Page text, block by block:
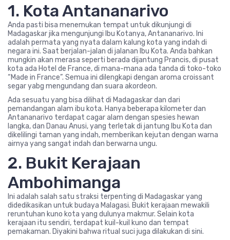
1. Kota Antananarivo
Anda pasti bisa menemukan tempat untuk dikunjungi di
Madagaskar jika mengunjungi Ibu Kotanya, Antananarivo. Ini
adalah permata yang nyata dalam kalung kota yang indah di
negara ini. Saat berjalan-jalan di jalanan Ibu Kota. Anda bahkan
mungkin akan merasa seperti berada dijantung Prancis, di pusat
kota ada Hotel de France, di mana-mana ada tanda di toko-toko
“Made in France”. Semua ini dilengkapi dengan aroma croissant
segar yabg mengundang dan suara akordeon.
Ada sesuatu yang bisa dilihat di Madagaskar dan dari
pemandangan alam ibu kota. Hanya beberapa kilometer dan
Antananarivo terdapat cagar alam dengan spesies hewan
langka, dan Danau Anusi, yang terletak di jantung Ibu Kota dan
dikelilingi taman yang indah, memberikan kejutan dengan warna
airnya yang sangat indah dan berwarna ungu.
2. Bukit Kerajaan
Ambohimanga
Ini adalah salah satu straksi terpenting di Madagaskar yang
didedikasikan untuk budaya Malagasi. Bukit kerajaan mewakili
reruntuhan kuno kota yang dulunya makmur. Selain kota
kerajaan itu sendiri, terdapat kuil-kuil kuno dan tempat
pemakaman. Diyakini bahwa ritual suci juga dilakukan di sini.